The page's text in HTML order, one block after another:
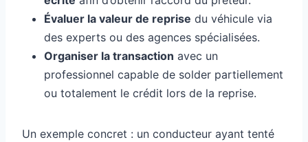
Évaluer la valeur de reprise du véhicule via
des experts ou des agences spécialisées.
Organiser la transaction avec un
professionnel capable de solder partiellement
ou totalement le crédit lors de la reprise.
Un exemple concret : un conducteur ayant tenté